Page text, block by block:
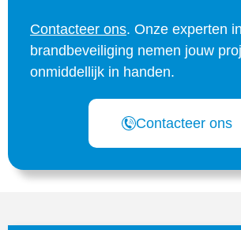
Contacteer ons. Onze experten in
brandbeveiliging nemen jouw
onmiddellijk in handen.
Contacteer ons